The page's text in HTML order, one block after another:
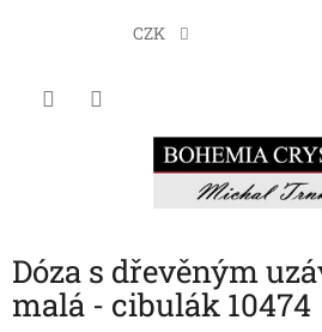
CZK
Dóza s dřevěným
malá - cibulák 10474